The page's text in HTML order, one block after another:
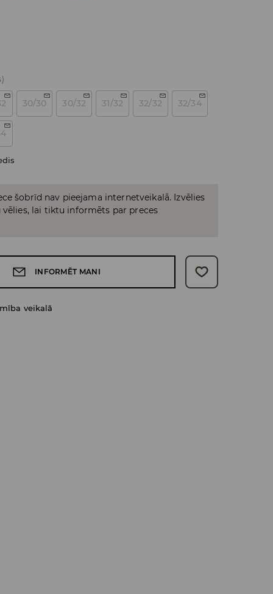
30/30 30/32 31/32 32/32 32/34
šobrīd nav pieejama internetveikalā. Izvēlies
vēlies, lai tiktu informēts par preces
INFORMĒT MANI
veikalā